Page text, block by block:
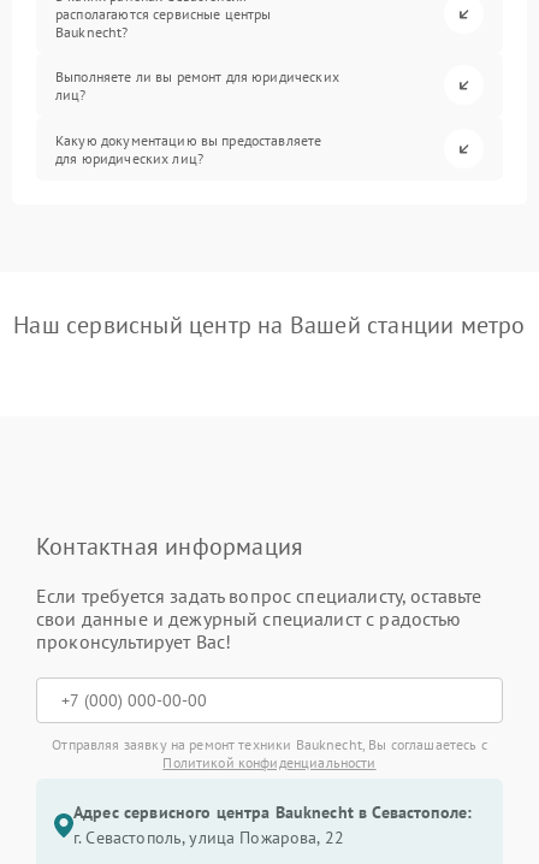
располагаются сервисные центры
Bauknecht?
Выполняете ли вы ремонт для юридических
лиц?
Какую документацию вы предоставляете
для юридических лиц?
Наш сервисный центр на Вашей станции метро
Контактная информация
Если требуется задать вопрос специалисту, оставьте
свои данные и дежурный специалист с радостью
проконсультирует Вас!
Отправляя заявку на ремонт техники Bauknecht, Вы соглашаетесь с
Политикой конфиденциальности
Адрес сервисного центра Bauknecht в Севастополе:
г. Севастополь, улица Пожарова, 22